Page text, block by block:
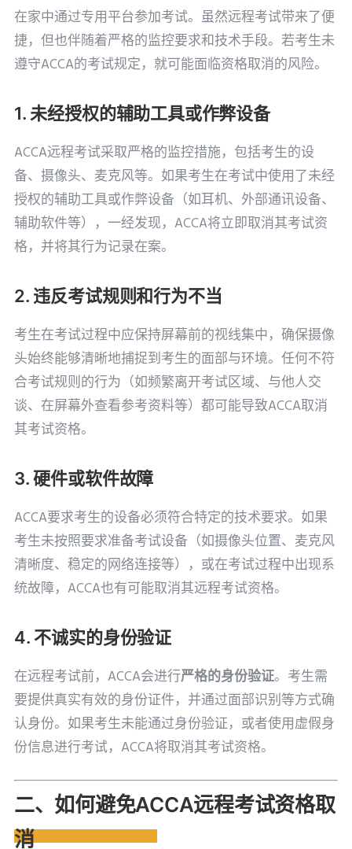
在家中通过专用平台参加考试。虽然远程考试带来了便
捷，但也伴随着严格的监控要求和技术手段。若考生未
遵守ACCA的考试规定，就可能面临资格取消的风险。
1. 未经授权的辅助工具或作弊设备
ACCA远程考试采取严格的监控措施，包括考生的设
备、摄像头、麦克风等。如果考生在考试中使用了未经
授权的辅助工具或作弊设备（如耳机、外部通讯设备、
辅助软件等），一经发现，ACCA将立即取消其考试资
格，并将其行为记录在案。
2. 违反考试规则和行为不当
考生在考试过程中应保持屏幕前的视线集中，确保摄像
头始终能够清晰地捕捉到考生的面部与环境。任何不符
合考试规则的行为（如频繁离开考试区域、与他人交
谈、在屏幕外查看参考资料等）都可能导致ACCA取消
其考试资格。
3. 硬件或软件故障
ACCA要求考生的设备必须符合特定的技术要求。如果
考生未按照要求准备考试设备（如摄像头位置、麦克风
清晰度、稳定的网络连接等），或在考试过程中出现系
统故障，ACCA也有可能取消其远程考试资格。
4. 不诚实的身份验证
在远程考试前，ACCA会进行严格的身份验证。考生需
要提供真实有效的身份证件，并通过面部识别等方式确
认身份。如果考生未能通过身份验证，或者使用虚假身
份信息进行考试，ACCA将取消其考试资格。
二、如何避免ACCA远程考试资格取
消